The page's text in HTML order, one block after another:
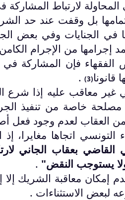
لارتباط المشاركة
بل وقفت عند حد
في الجنايات وفي بعض
إجرامها من الإجرام
الفقهاء فإن المشاركة
(3)
.
غير معاقب عليه إذا شرع
خاصة من تنفيذ
العقاب لعدم وجود فعل
التونسي اتجاها مغايرا،
القاضي بعقاب الجاني
يستوجب النقض" .
إمكان معاقبة الشريك
لبعض الاستثناءات .